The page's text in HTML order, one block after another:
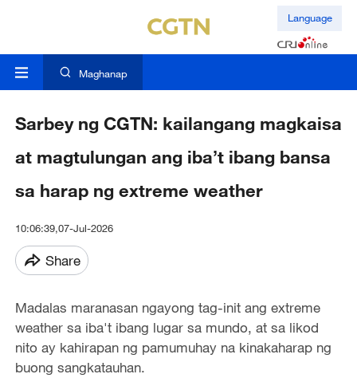
Language
Maghanap
Sarbey ng CGTN: kailangang magkaisa
at magtulungan ang iba’t ibang bansa
sa harap ng extreme weather
10:06:39,07-Jul-2026
Share
Madalas maranasan ngayong tag-init ang extreme
weather sa iba't ibang lugar sa mundo, at sa likod
nito ay kahirapan ng pamumuhay na kinakaharap ng
buong sangkatauhan.